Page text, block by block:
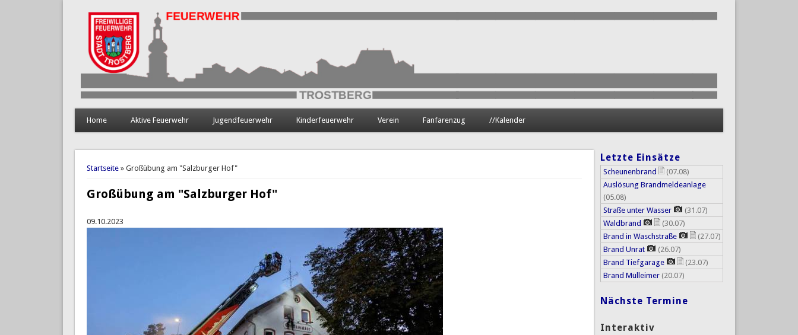
Home Aktive Feuerwehr Jugendfeuerwehr Kinderfeuerwehr Verein Fanfarenzug //Kalender
Sie sind hier
Startseite» Großübung am "Salzburger Hof"
Großübung am "Salzburger Hof"
09.10.2023
Letzte Einsätze
Scheunenbrand
(07.08)
Auslösung Brandmeldeanlage
(05.08)
Straße unter Wasser
(31.07)
Waldbrand
(30.07)
Brand in Waschstraße
(27.07)
Brand Unrat
(26.07)
Brand Tiefgarage
(23.07)
Brand Mülleimer (20.07)
Nächste Termine
Interaktiv